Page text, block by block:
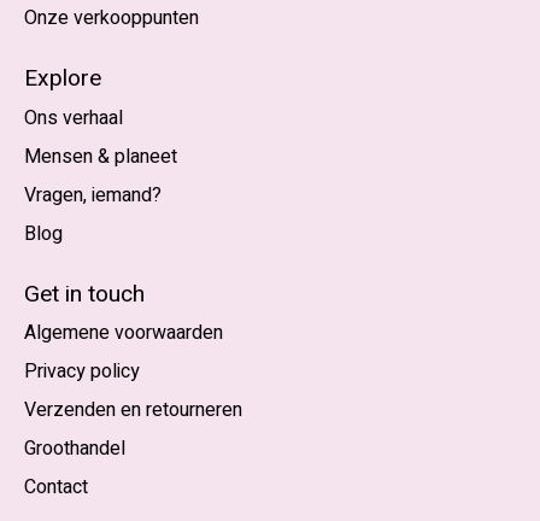
Onze verkooppunten
Explore
Ons verhaal
Mensen & planeet
Vragen, iemand?
Blog
Get in touch
Algemene voorwaarden
Privacy policy
Verzenden en retourneren
Groothandel
Contact